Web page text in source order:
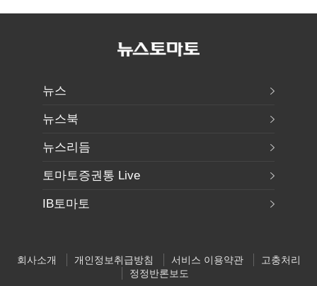
뉴스
뉴스북
뉴스리듬
토마토증권통 Live
IB토마토
회사소개 개인정보취급방침 서비스 이용약관
고충처리
정정반론보도